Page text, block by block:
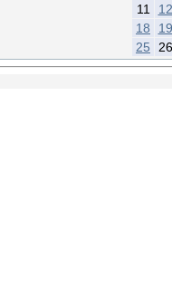
11
12
18
19
25
26